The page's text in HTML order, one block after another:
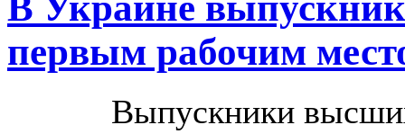
первым рабочим
Выпускники